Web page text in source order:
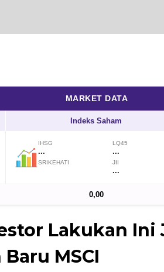
MARKET DATA
Indeks Saham
IHSG
...
LQ45
...
SRIKEHATI JII
...
0,00
Lakukan Ini
MSCI